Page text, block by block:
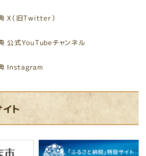
X（旧Twitter）
公式YouTubeチャンネル
Instagram
ト